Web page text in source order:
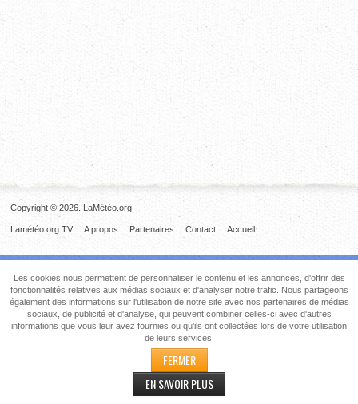
Copyright © 2026. LaMétéo.org
Accueil
Contact
Partenaires
A propos
Lamétéo.org TV
Les cookies nous permettent de personnaliser le contenu et les annonces, d'offrir des
fonctionnalités relatives aux médias sociaux et d'analyser notre trafic. Nous partageons
également des informations sur l'utilisation de notre site avec nos partenaires de médias
sociaux, de publicité et d'analyse, qui peuvent combiner celles-ci avec d'autres
informations que vous leur avez fournies ou qu'ils ont collectées lors de votre utilisation
de leurs services.
FERMER
EN SAVOIR PLUS